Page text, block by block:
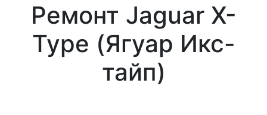
Ремонт Jaguar X-
Type (Ягуар Икс-
тайп)